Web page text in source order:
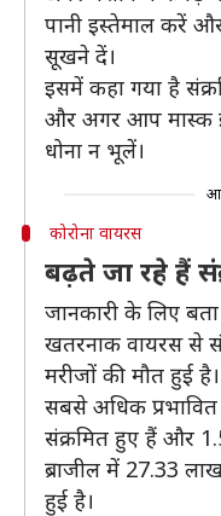
पानी इस्तेमाल करें
सूखने दें।
इसमें कहा गया है
और अगर आप मास्क
धोना न भूलें।
कोरोना वायरस
बढ़ते जा रहे हैं
जानकारी के लिए
खतरनाक वायरस से
मरीजों की मौत हुई है।
सबसे अधिक
संक्रमित हुए हैं और
ब्राजील में 27.33
हुई है।